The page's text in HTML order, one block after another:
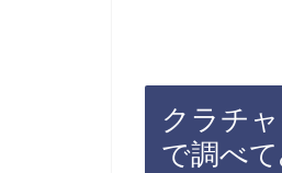
クラチ
で調べて